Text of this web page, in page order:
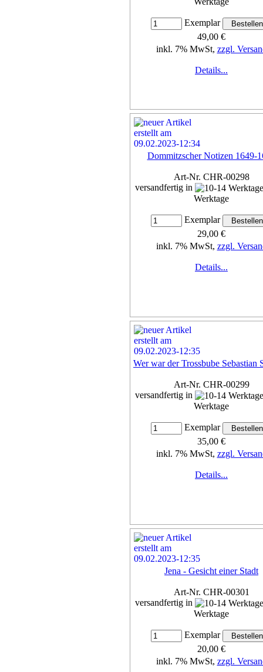
Exemplar
49,00 €
inkl. 7% MwSt, zzgl.
Details...
Dommitzscher Notizen 1649-
Art-Nr. CHR-00298
versandfertig in
Werktage
Exemplar
29,00 €
inkl. 7% MwSt, zzgl.
Details...
Wer war der Trossbube Sebastian
Art-Nr. CHR-00299
versandfertig in
Werktage
Exemplar
35,00 €
inkl. 7% MwSt, zzgl.
Details...
Jena - Gesicht einer Stadt
Art-Nr. CHR-00301
versandfertig in
Werktage
Exemplar
20,00 €
inkl. 7% MwSt, zzgl.